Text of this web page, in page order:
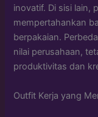
inovatif. Di sisi lain,
mempertahankan
berpakaian.
nilai perusahaan,
produktivitas dan
Outfit Kerja yang